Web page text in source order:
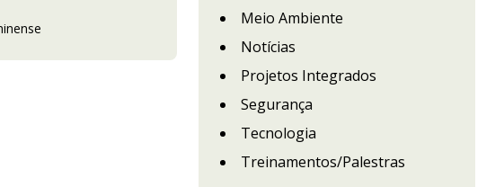
Meio Ambiente
Notícias
Projetos Integrados
Segurança
Tecnologia
Treinamentos/Palestras